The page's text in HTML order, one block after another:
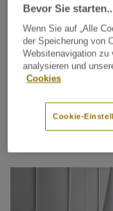
Vintage-Möbel
Charakter und
Freiliegende
klassische
unterstreichen.
bieten zahlreiche
Landhaus-
Bevor Sie
Wenn Sie auf „Alle
der Speicherung von
Websitenavigation zu
analysieren und
Cookies
Cookie-